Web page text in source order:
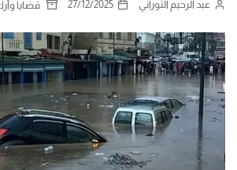
عبد الرحيم التوراني 27/12/2025 قضايا